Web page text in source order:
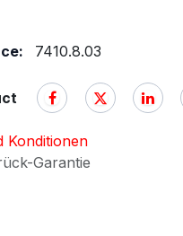
7410.8.03
Konditionen
Garantie